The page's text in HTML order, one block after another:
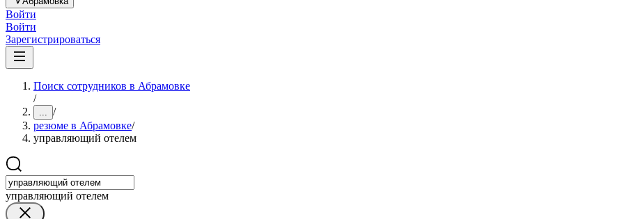
Войти
Войти
Зарегистрироваться
Поиск сотрудников в Абрамовке
/
... /
резюме в Абрамовке/
управляющий отелем
управляющий отелем